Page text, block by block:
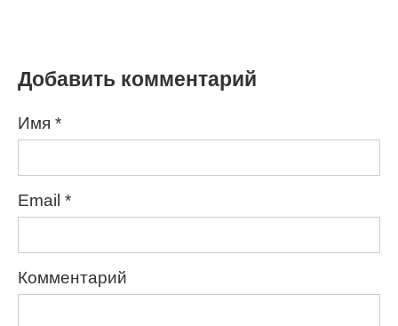
Добавить комментарий
Имя *
Email *
Комментарий